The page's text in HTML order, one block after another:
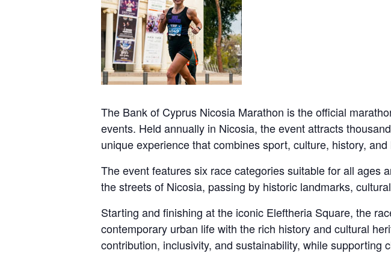
The Bank of Cyprus Nicosia Marathon is the official
events. Held annually in Nicosia, the event attracts
unique experience that combines sport, culture, history,
The event features six race categories suitable for all ages
the streets of Nicosia, passing by historic landmarks,
Starting and finishing at the iconic Eleftheria Square, the
contemporary urban life with the rich history and cultural
contribution, inclusivity, and sustainability, while supporting